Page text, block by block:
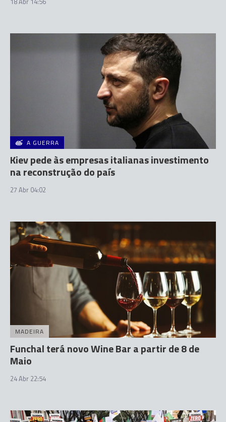
A GUERRA
Kiev pede às empresas italianas investimento
na reconstrução do país
27 Abr 04:02
MADEIRA
Funchal terá novo Wine Bar a partir de 8 de
Maio
24 Abr 22:54